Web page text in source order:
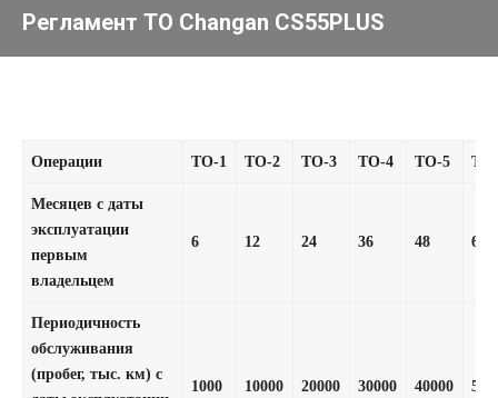
Регламент ТО Changan CS55PLUS
Операции ТО-1 ТО-2 ТО-3 ТО-4 ТО-5
Месяцев с даты
эксплуатации
первым
владельцем
6 12 24 36 48 60
Периодичность
обслуживания
(пробег, тыс. км) с
1000 10000 20000 30000 40000